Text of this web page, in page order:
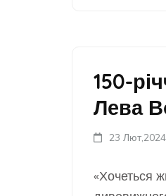
150-
Лева
23 Лют,2024
«Хочеться